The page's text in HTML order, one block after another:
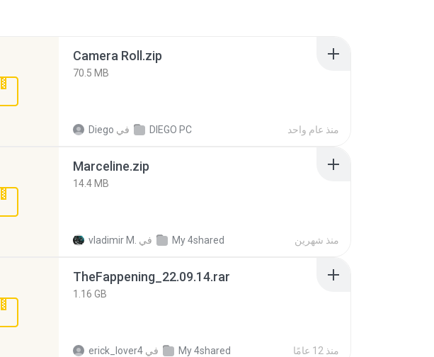
Camera Roll.zip
70.5 MB
Diego في DIEGO PC منذ عام واحد
Marceline.zip
14.4 MB
vladimir M. في My 4shared منذ شهرين
TheFappening_22.09.14.rar
1.16 GB
erick_lover4 في My 4shared منذ 12 عامًا